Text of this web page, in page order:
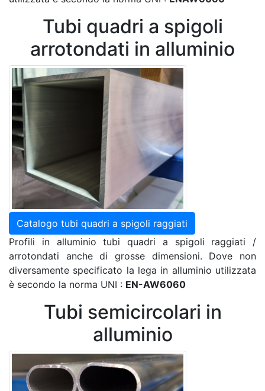
Tubi quadri a spigoli
arrotondati in alluminio
Catalogo tubi quadri a spigoli raggiati
Profili in alluminio tubi quadri a spigoli raggiati /
arrotondati anche di grosse dimensioni. Dove non
diversamente specificato la lega in alluminio utilizzata
è secondo la norma UNI : EN-AW6060
Tubi semicircolari in
alluminio